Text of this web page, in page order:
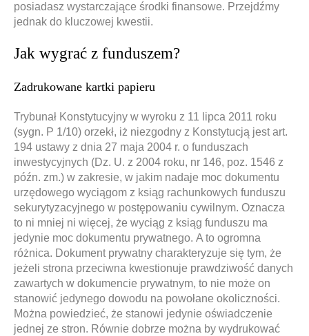
posiadasz wystarczające środki finansowe. Przejdźmy
jednak do kluczowej kwestii.
Jak wygrać z funduszem?
Zadrukowane kartki papieru
Trybunał Konstytucyjny w wyroku z 11 lipca 2011 roku
(sygn. P 1/10) orzekł, iż niezgodny z Konstytucją jest art.
194 ustawy z dnia 27 maja 2004 r. o funduszach
inwestycyjnych (Dz. U. z 2004 roku, nr 146, poz. 1546 z
późn. zm.) w zakresie, w jakim nadaje moc dokumentu
urzędowego wyciągom z ksiąg rachunkowych funduszu
sekurytyzacyjnego w postępowaniu cywilnym. Oznacza
to ni mniej ni więcej, że wyciąg z ksiąg funduszu ma
jedynie moc dokumentu prywatnego. A to ogromna
różnica. Dokument prywatny charakteryzuje się tym, że
jeżeli strona przeciwna kwestionuje prawdziwość danych
zawartych w dokumencie prywatnym, to nie może on
stanowić jedynego dowodu na powołane okoliczności.
Można powiedzieć, że stanowi jedynie oświadczenie
jednej ze stron. Równie dobrze można by wydrukować